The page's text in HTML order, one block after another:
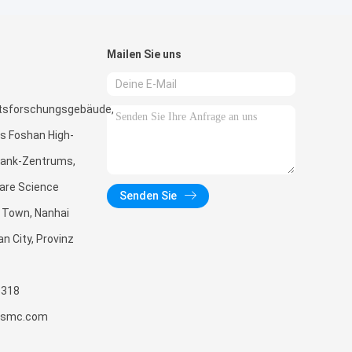
Foshan High-
Zentrums,
Science
Nanhai
City, Provinz
Mailen Sie uns
Senden Sie